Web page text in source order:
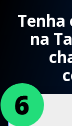
Tenha
na